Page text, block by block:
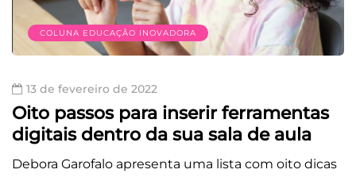
COLUNA EDUCAÇÃO INOVADORA
13 de fevereiro de 2022
Oito passos para inserir ferramentas
digitais dentro da sua sala de aula
Debora Garofalo apresenta uma lista com oito dicas